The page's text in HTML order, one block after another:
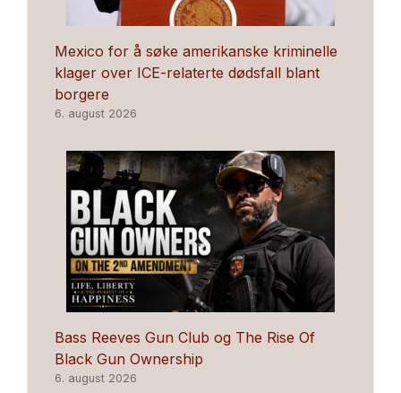
Mexico for å søke amerikanske kriminelle
klager over ICE-relaterte dødsfall blant
borgere
6. august 2026
Bass Reeves Gun Club og The Rise Of
Black Gun Ownership
6. august 2026